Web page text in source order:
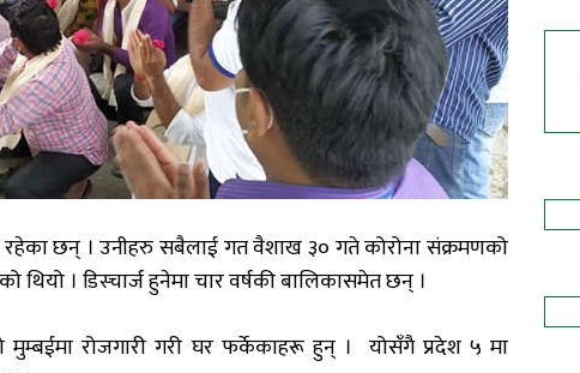
छन् । उनीहरु सबैलाई गत वैशाख ३० गते कोरोना संक्रमणको
थियो । डिस्चार्ज हुनेमा चार वर्षकी बालिकासमेत छन् ।
रोजगारी गरी घर फर्केकाहरू हुन् । योसँगै प्रदेश ५ मा